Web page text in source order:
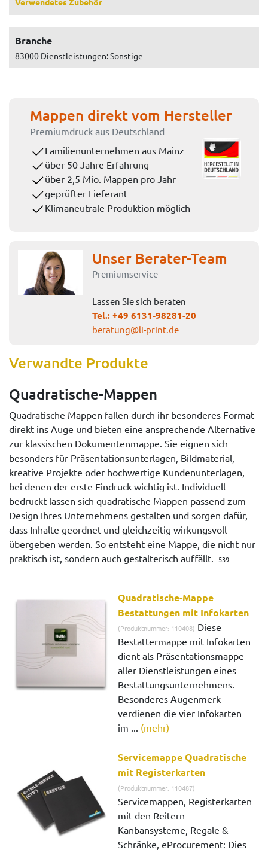
Branche
83000 Dienstleistungen: Sonstige
Mappen direkt vom Hersteller
Premiumdruck aus Deutschland
Familienunternehmen aus Mainz
über 50 Jahre Erfahrung
über 2,5 Mio. Mappen pro Jahr
geprüfter Lieferant
Klimaneutrale Produktion möglich
Unser Berater-Team
Premiumservice
Lassen Sie sich beraten
Tel.:+49 6131-98281-20
beratung@li-print.de
Verwandte Produkte
Quadratische-Mappen
Quadratische Mappen fallen durch ihr besonderes Format
direkt ins Auge und bieten eine ansprechende Alternative
zur klassischen Dokumentenmappe. Sie eignen sich
besonders für Präsentationsunterlagen, Bildmaterial,
kreative Projekte oder hochwertige Kundenunterlagen,
bei denen der erste Eindruck wichtig ist. Individuell
bedruckt lassen sich quadratische Mappen passend zum
Design Ihres Unternehmens gestalten und sorgen dafür,
dass Inhalte geordnet und gleichzeitig wirkungsvoll
übergeben werden. So entsteht eine Mappe, die nicht nur
praktisch ist, sondern auch gestalterisch auffällt.
539
Quadratische-Mappe
Bestattungen mit Infokarten
(Produktnummer: 110408) Diese
Bestattermappe mit Infokarten
dient als Präsentationsmappe
aller Dienstleistungen eines
Bestattungsunternehmens.
Besonderes Augenmerk
verdienen die vier Infokarten
im ... (mehr)
Servicemappe Quadratische
mit Registerkarten
(Produktnummer: 110487)
Servicemappen, Registerkarten
mit den Reitern
Kanbansysteme, Regale &
Schränke, eProcurement: Dies